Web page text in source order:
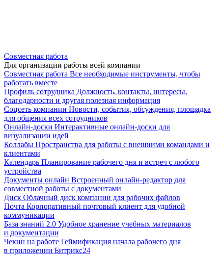
Совместная работа
Для организации работы всей компании
Совместная работа Все необходимые инструменты, чтобы
работать вместе
Профиль сотрудника Должность, контакты, интересы,
благодарности и другая полезная информация
Соцсеть компании Новости, события, обсуждения, площадка
для общения всех сотрудников
Онлайн-доски Интерактивные онлайн-доски для
визуализации идей
Коллабы Пространства для работы с внешними командами и
клиентами
Календарь Планирование рабочего дня и встреч с любого
устройства
Документы онлайн Встроенный онлайн-редактор для
совместной работы с документами
Диск Облачный диск компании для рабочих файлов
Почта Корпоративный почтовый клиент для удобной
коммуникации
База знаний 2.0 Удобное хранение учебных материалов
и документации
Чекин на работе Геймификация начала рабочего дня
в приложении Битрикс24